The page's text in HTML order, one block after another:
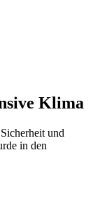
Klima
und
in den